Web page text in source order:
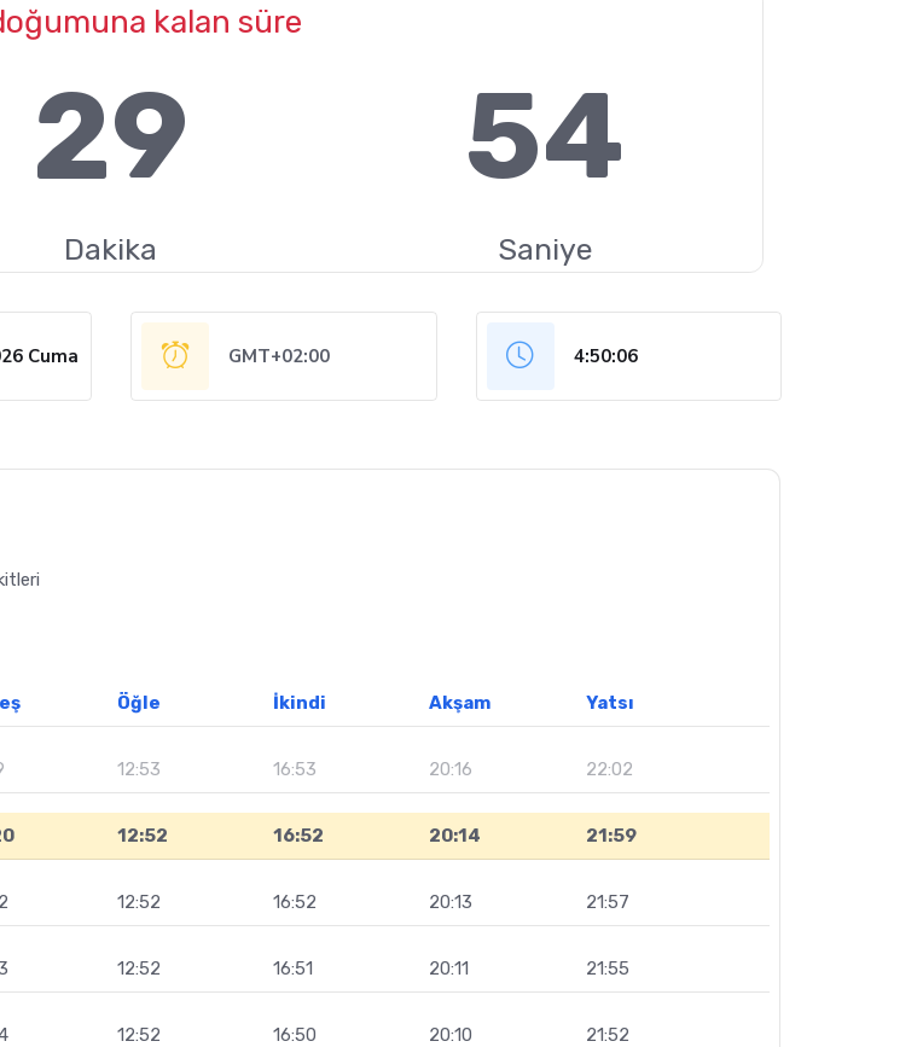
kalan süre
29
Dakika
53
Saniye
Cuma GMT+02:00 4:50:07
Öğle İkindi Akşam Yatsı
12:53 16:53 20:16 22:02
12:52 16:52 20:14 21:59
12:52 16:52 20:13 21:57
12:52 16:51 20:11 21:55
12:52 16:50 20:10 21:52